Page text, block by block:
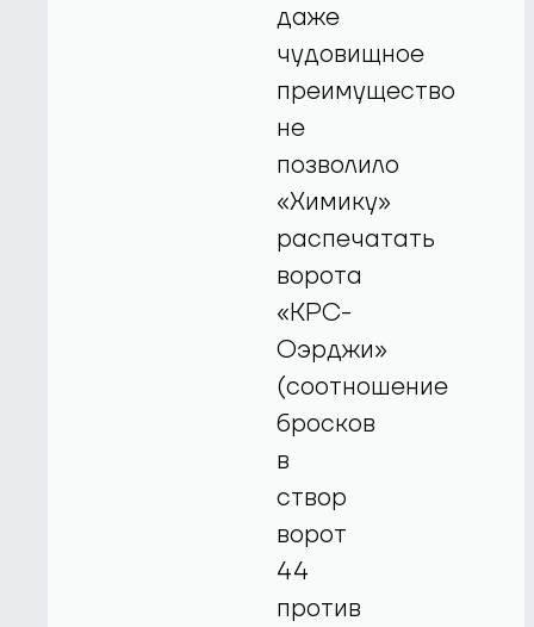
даже
чудовищное
преимущество
не
позволило
«Химику»
распечатать
ворота
«КРС-
Оэрджи»
(соотношение
бросков
в
створ
ворот
44
против